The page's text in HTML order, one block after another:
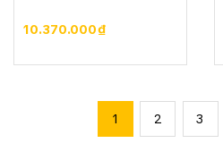
10.370.000₫
1 2 3